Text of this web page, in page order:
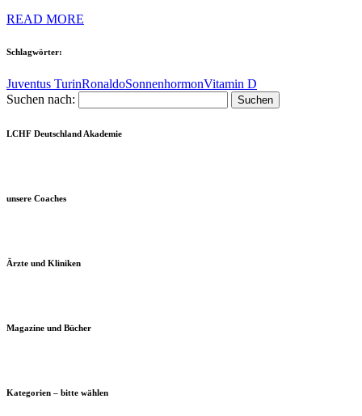
READ MORE
Schlagwörter:
Juventus TurinRonaldoSonnenhormonVitamin D
Suchen nach:
LCHF Deutschland Akademie
unsere Coaches
Ärzte und Kliniken
Magazine und Bücher
Kategorien – bitte wählen